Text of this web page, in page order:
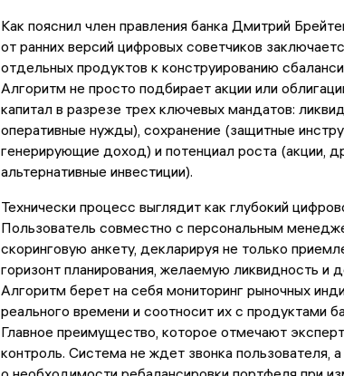
Как пояснил член правления банка Дмитрий
от ранних версий цифровых советчиков
отдельных продуктов к конструированию
Алгоритм не просто подбирает акции или
капитал в разрезе трех ключевых мандатов:
оперативные нужды), сохранение (защитные
генерирующие доход) и потенциал роста (акции,
альтернативные инвестиции).
Технически процесс выглядит как глубокий
Пользователь совместно с персональным
скоринговую анкету, декларируя не только
горизонт планирования, желаемую ликвидность и
Алгоритм берет на себя мониторинг рыночных
реального времени и соотносит их с продуктами
Главное преимущество, которое отмечают
контроль. Система не ждет звонка пользователя,